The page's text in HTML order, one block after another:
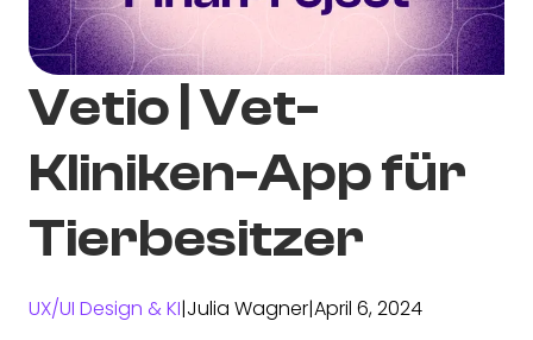
Vetio | Vet-
Kliniken-App für
Tierbesitzer
UX/UI Design & KI|Julia Wagner|April 6, 2024